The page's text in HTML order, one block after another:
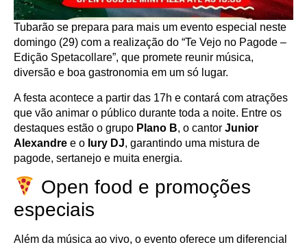
Tubarão se prepara para mais um evento especial neste
domingo (29) com a realização do “Te Vejo no Pagode –
Edição Spetacollare”, que promete reunir música,
diversão e boa gastronomia em um só lugar.
A festa acontece a partir das 17h e contará com atrações
que vão animar o público durante toda a noite. Entre os
destaques estão o grupo Plano B, o cantor Junior
Alexandre e o Iury DJ, garantindo uma mistura de
pagode, sertanejo e muita energia.
Open food e promoções
especiais
Além da música ao vivo, o evento oferece um diferencial